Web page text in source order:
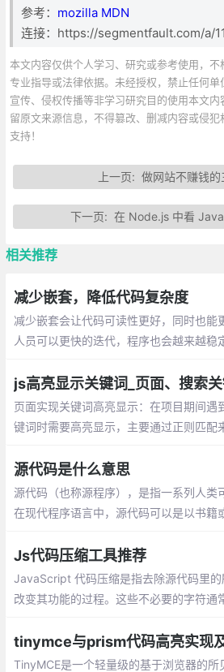
参考： mozilla MDN
连接：https://segmentfault.com/a/
本文内容仅供个人学习、研究或参考使用，不
专业指导或法律依据。未经授权，禁止任何
宣传、侵权传播等非学习研究目的使用本文
留原文来源信息，不得篡改、删减内容或侵
支持！
上一页: 做网站不赚钱的
下一页:在 Node.js 中看
相关推荐
减少嵌套，降低代码复杂度
减少嵌套会让代码可读性更好，同时也能
人员可以更快的迭代，程序也会越来越稳
js高亮显示关键词_页面、搜索
页面实现关键词高亮显示：在项目期间遇
键词时需要高亮显示，主要通过正则匹配
筛选出符合关键字的内容并将关键字高亮
源代码是什么意思
源代码（也称源程序），是指一系列人类
在现代程序语言中，源代码可以是以书籍
算机程序。
Js代码压缩工具推荐
JavaScript 代码压缩是指去除源代码里
改变其功能的过程。这些不必要的字符通
执行。
tinymce与prism代码高亮实现
TinyMCE是一个轻量级的基于浏览器的